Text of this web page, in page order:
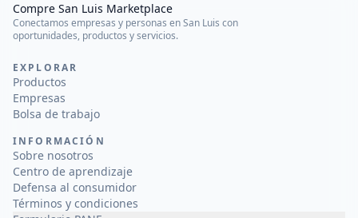
Compre San Luis Marketplace
Conectamos empresas y personas en San Luis con
oportunidades, productos y servicios.
EXPLORAR
Productos
Empresas
Bolsa de trabajo
INFORMACIÓN
Sobre nosotros
Centro de aprendizaje
Defensa al consumidor
Términos y condiciones